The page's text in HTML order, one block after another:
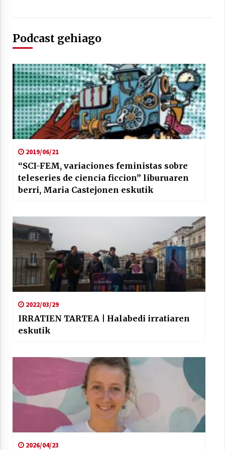
Arrosaren laburpen bideoa Hamaika
Telebistaren eskutik
2021/06/30
Podcast gehiago
2019/06/21
“SCI-FEM, variaciones feministas sobre
teleseries de ciencia ficcion” liburuaren
berri, Maria Castejonen eskutik
2022/03/29
IRRATIEN TARTEA | Halabedi irratiaren
eskutik
2026/04/23